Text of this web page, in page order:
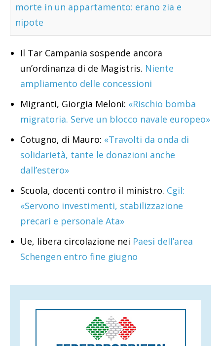
morte in un appartamento: erano zia e
nipote
Il Tar Campania sospende ancora
un’ordinanza di de Magistris. Niente
ampliamento delle concessioni
Migranti, Giorgia Meloni: «Rischio bomba
migratoria. Serve un blocco navale europeo»
Cotugno, di Mauro: «Travolti da onda di
solidarietà, tante le donazioni anche
dall’estero»
Scuola, docenti contro il ministro. Cgil:
«Servono investimenti, stabilizzazione
precari e personale Ata»
Ue, libera circolazione nei Paesi dell’area
Schengen entro fine giugno